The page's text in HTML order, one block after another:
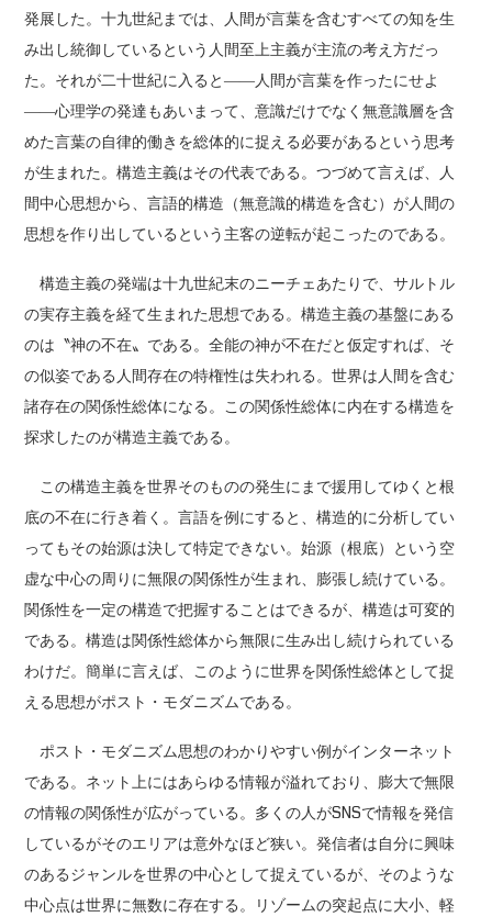
発展した。十九世紀までは、人間が言葉を含むすべての知を生
み出し統御しているという人間至上主義が主流の考え方だっ
た。それが二十世紀に入ると――人間が言葉を作ったにせよ
――心理学の発達もあいまって、意識だけでなく無意識層を含
めた言葉の自律的働きを総体的に捉える必要があるという思考
が生まれた。構造主義はその代表である。つづめて言えば、人
間中心思想から、言語的構造（無意識的構造を含む）が人間の
思想を作り出しているという主客の逆転が起こったのである。
構造主義の発端は十九世紀末のニーチェあたりで、サルトル
の実存主義を経て生まれた思想である。構造主義の基盤にある
のは〝神の不在〟である。全能の神が不在だと仮定すれば、そ
の似姿である人間存在の特権性は失われる。世界は人間を含む
諸存在の関係性総体になる。この関係性総体に内在する構造を
探求したのが構造主義である。
この構造主義を世界そのものの発生にまで援用してゆくと根
底の不在に行き着く。言語を例にすると、構造的に分析してい
ってもその始源は決して特定できない。始源（根底）という空
虚な中心の周りに無限の関係性が生まれ、膨張し続けている。
関係性を一定の構造で把握することはできるが、構造は可変的
である。構造は関係性総体から無限に生み出し続けられている
わけだ。簡単に言えば、このように世界を関係性総体として捉
える思想がポスト・モダニズムである。
ポスト・モダニズム思想のわかりやすい例がインターネット
である。ネット上にはあらゆる情報が溢れており、膨大で無限
の情報の関係性が広がっている。多くの人がSNSで情報を発信
しているがそのエリアは意外なほど狭い。発信者は自分に興味
のあるジャンルを世界の中心として捉えているが、そのような
中心点は世界に無数に存在する。リゾームの突起点に大小、軽